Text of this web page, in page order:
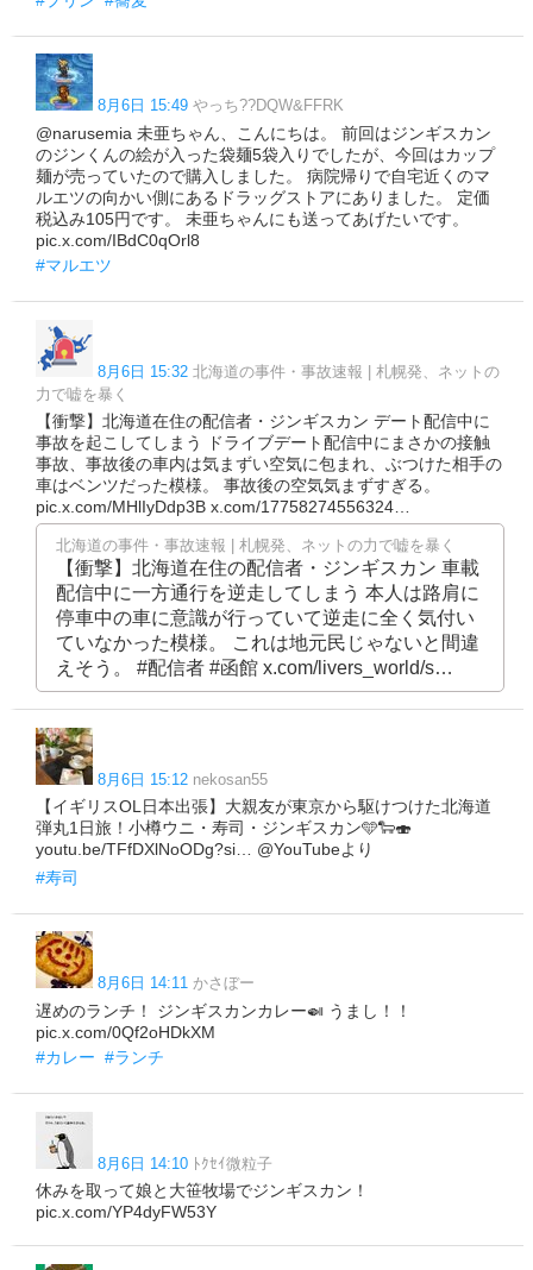
8月6日 15:49 やっち??DQW&FFRK
@narusemia 未亜ちゃん、こんにちは。 前回はジンギスカン
のジンくんの絵が入った袋麺5袋入りでしたが、今回はカップ
麺が売っていたので購入しました。 病院帰りで自宅近くのマ
ルエツの向かい側にあるドラッグストアにありました。 定価
税込み105円です。 未亜ちゃんにも送ってあげたいです。
pic.x.com/IBdC0qOrl8
#マルエツ
8月6日 15:32 北海道の事件・事故速報 | 札幌発、ネットの
力で嘘を暴く
【衝撃】北海道在住の配信者・ジンギスカン デート配信中に
事故を起こしてしまう ドライブデート配信中にまさかの接触
事故、事故後の車内は気まずい空気に包まれ、ぶつけた相手の
車はベンツだった模様。 事故後の空気気まずすぎる。
pic.x.com/MHlIyDdp3B x.com/17758274556324…
北海道の事件・事故速報 | 札幌発、ネットの力で嘘を暴く
【衝撃】北海道在住の配信者・ジンギスカン 車載
配信中に一方通行を逆走してしまう 本人は路肩に
停車中の車に意識が行っていて逆走に全く気付い
ていなかった模様。 これは地元民じゃないと間違
えそう。 #配信者 #函館 x.com/livers_world/s…
8月6日 15:12 nekosan55
【イギリスOL日本出張】大親友が東京から駆けつけた北海道
弾丸1日旅！小樽ウニ・寿司・ジンギスカン🩵🐑🍣
youtu.be/TFfDXlNoODg?si… @YouTubeより
#寿司
8月6日 14:11 かさぼー
遅めのランチ！ ジンギスカンカレー🍛 うまし！！
pic.x.com/0Qf2oHDkXM
#カレー #ランチ
8月6日 14:10 ﾄｸｾｲ微粒子
休みを取って娘と大笹牧場でジンギスカン！
pic.x.com/YP4dyFW53Y